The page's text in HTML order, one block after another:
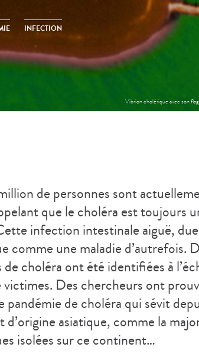
INFECTION
Vibrion cholérique avec son
de personnes sont
que le choléra est toujours
infection intestinale aiguë,
comme une maladie d’autrefois.
de choléra ont été identifiées à
Des chercheurs ont
pandémie de choléra qui sévit
asiatique, comme la
isolées sur ce continent…